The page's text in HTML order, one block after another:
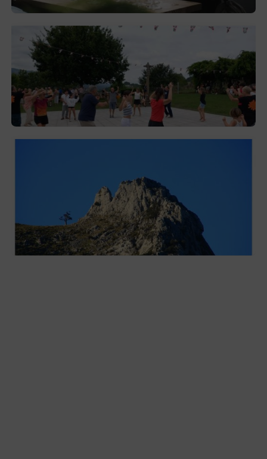
2026-08-03
Gerediaga inicia sus fiestas con una cena
y la romería de Ansorregi eta Larrañaga
2026-08-03
Las «Peñas del Duranguesado»,
protagonistas de la nueva exposición en
Ezkurdi
2026-08-02